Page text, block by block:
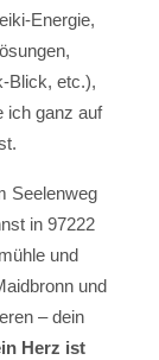
Energie,
Blick, etc.),
ich ganz auf
Seelenweg
in 97222
und
und
– dein
Herz ist